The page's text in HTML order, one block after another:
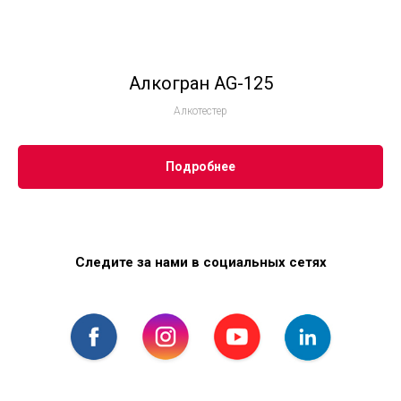
Алкогран AG-125
Алкотестер
Подробнее
Следите за нами в социальных сетях